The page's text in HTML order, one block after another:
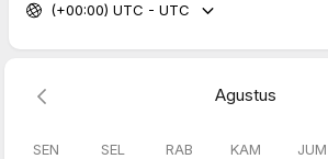
(+00:00) UTC - UTC
Agustus
SEN SEL RAB KAM JUM